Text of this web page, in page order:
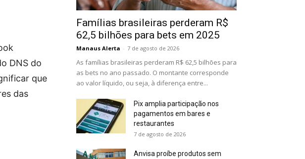
DNS do
que
das
Famílias brasileiras perderam R$
62,5 bilhões para bets em 2025
Manaus Alerta - 7 de agosto de 2026
As famílias brasileiras perderam R$ 62,5 bilhões para
as bets no ano passado. O montante corresponde
ao valor líquido, ou seja, à diferença entre...
Pix amplia participação nos
pagamentos em bares e
restaurantes
7 de agosto de 2026
Anvisa proíbe produtos sem